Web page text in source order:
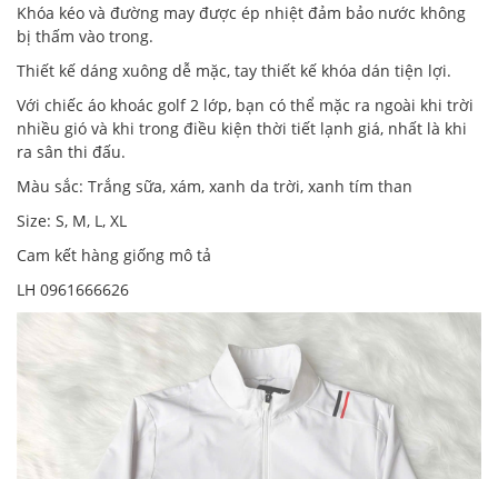
Khóa kéo và đường may được ép nhiệt đảm bảo nước không
bị thấm vào trong.
Thiết kế dáng xuông dễ mặc, tay thiết kế khóa dán tiện lợi.
Với chiếc áo khoác golf 2 lớp, bạn có thể mặc ra ngoài khi trời
nhiều gió và khi trong điều kiện thời tiết lạnh giá, nhất là khi
ra sân thi đấu.
Màu sắc: Trắng sữa, xám, xanh da trời, xanh tím than
Size: S, M, L, XL
Cam kết hàng giống mô tả
LH 0961666626